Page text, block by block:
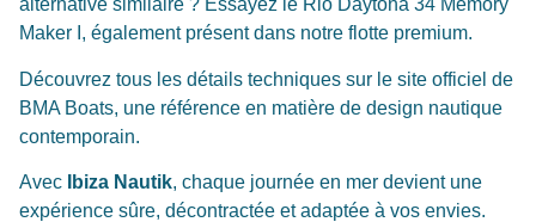
alternative similaire ? Essayez le Rio Daytona 34 Memory
Maker I , également présent dans notre flotte premium.
Découvrez tous les détails techniques sur le site officiel de
BMA Boats, une référence en matière de design nautique
contemporain.
Avec Ibiza Nautik, chaque journée en mer devient une
expérience sûre, décontractée et adaptée à vos envies.